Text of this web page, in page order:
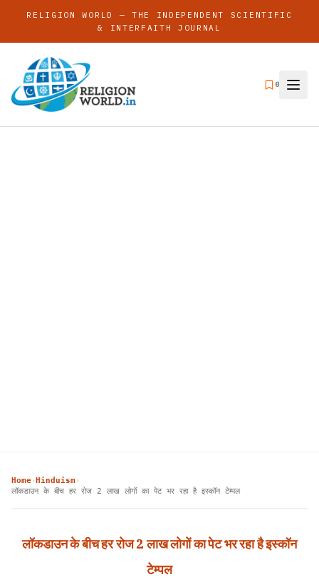
RELIGION WORLD — THE INDEPENDENT SCIENTIFIC
& INTERFAITH JOURNAL
0
Home› Hinduism›
लॉकडाउन के बीच हर रोज 2 लाख लोगों का पेट भर रहा है इस्कॉन टेम्पल
लॉकडाउन के बीच हर रोज 2 लाख लोगों का पेट भर रहा है इस्कॉन
टेम्पल